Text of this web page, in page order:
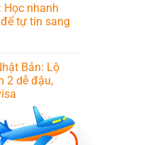
Học nhanh
tự tin sang
Bản: Lộ
2 dễ đậu,